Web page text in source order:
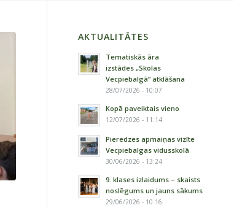
AKTUALITĀTES
Tematiskās āra
izstādes „Skolas
Vecpiebalgā” atklāšana
28/07/2026 - 10:07
Kopā paveiktais vieno
12/07/2026 - 11:14
Pieredzes apmaiņas vizīte
Vecpiebalgas vidusskolā
30/06/2026 - 13:24
9. klases izlaidums – skaists
noslēgums un jauns sākums
29/06/2026 - 10:16